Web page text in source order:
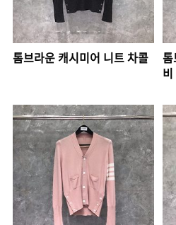
톰브라운 캐시미어 니트 차콜
비